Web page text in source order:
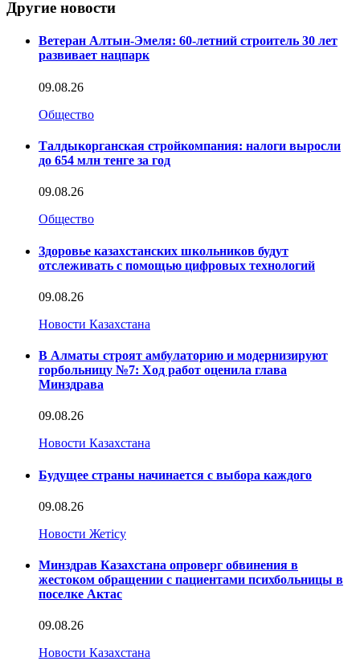
Другие новости
Ветеран Алтын-Эмеля: 60-летний строитель 30 лет
развивает нацпарк
09.08.26
Общество
Талдыкорганская стройкомпания: налоги выросли
до 654 млн тенге за год
09.08.26
Общество
Здоровье казахстанских школьников будут
отслеживать с помощью цифровых технологий
09.08.26
Новости Казахстана
В Алматы строят амбулаторию и модернизируют
горбольницу №7: Ход работ оценила глава
Минздрава
09.08.26
Новости Казахстана
Будущее страны начинается с выбора каждого
09.08.26
Новости Жетісу
Минздрав Казахстана опроверг обвинения в
жестоком обращении с пациентами психбольницы в
поселке Актас
09.08.26
Новости Казахстана